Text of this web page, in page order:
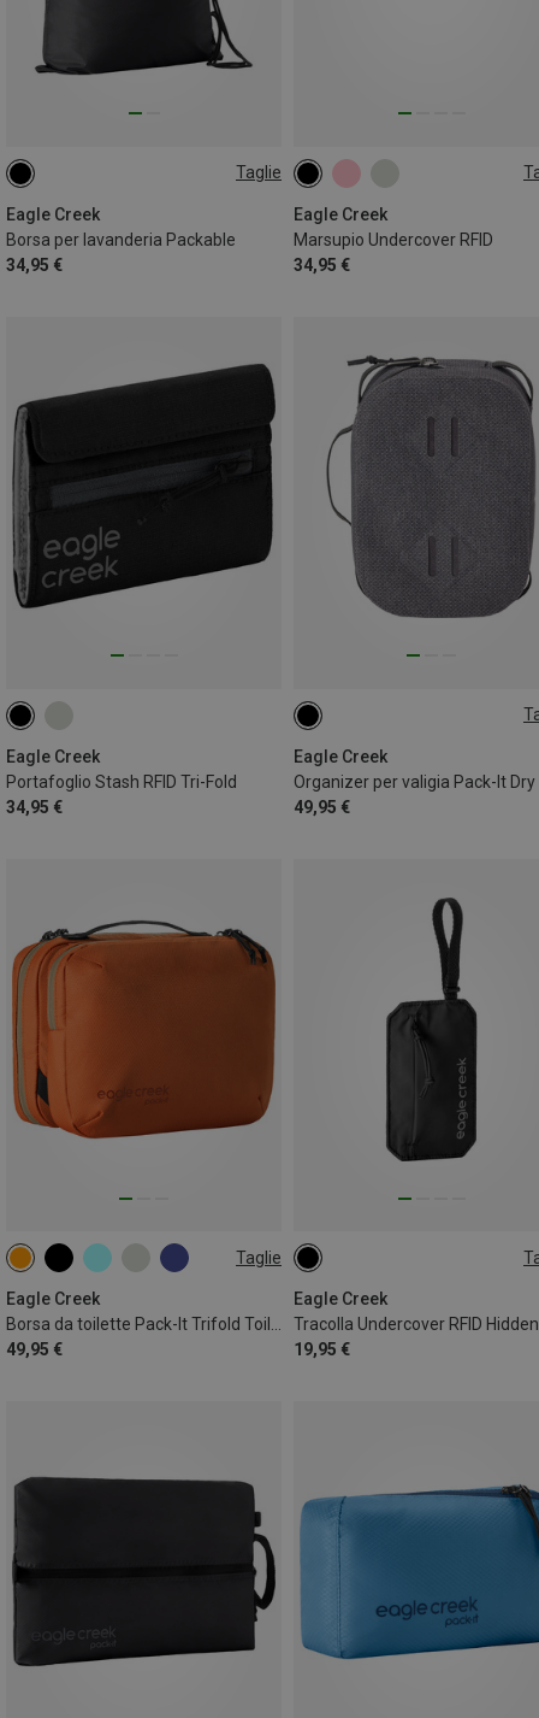
Taglie
Eagle Creek
Borsa per lavanderia Packable
34,95 €
ONE SIZE
Eagle Creek
Marsupio Undercover RFID
34,95 €
ONE SIZE
Eagle Creek
Portafoglio Stash RFID Tri-Fold
34,95 €
Eagle Creek
49,95 €
2L
Taglie
Eagle Creek
49,95 €
9,5L
Eagle Creek
19,95 €
ONE SIZE